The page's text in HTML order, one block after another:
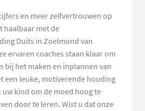
en meer zelfvertrouwen op
haalbaar met de
Duits in Zoelmond van
ervaren coaches staan klaar om
bij het maken en inplannen van
een leuke, motiverende houding
uw kind om de moed hoog te
door te leren. Wist u dat onze